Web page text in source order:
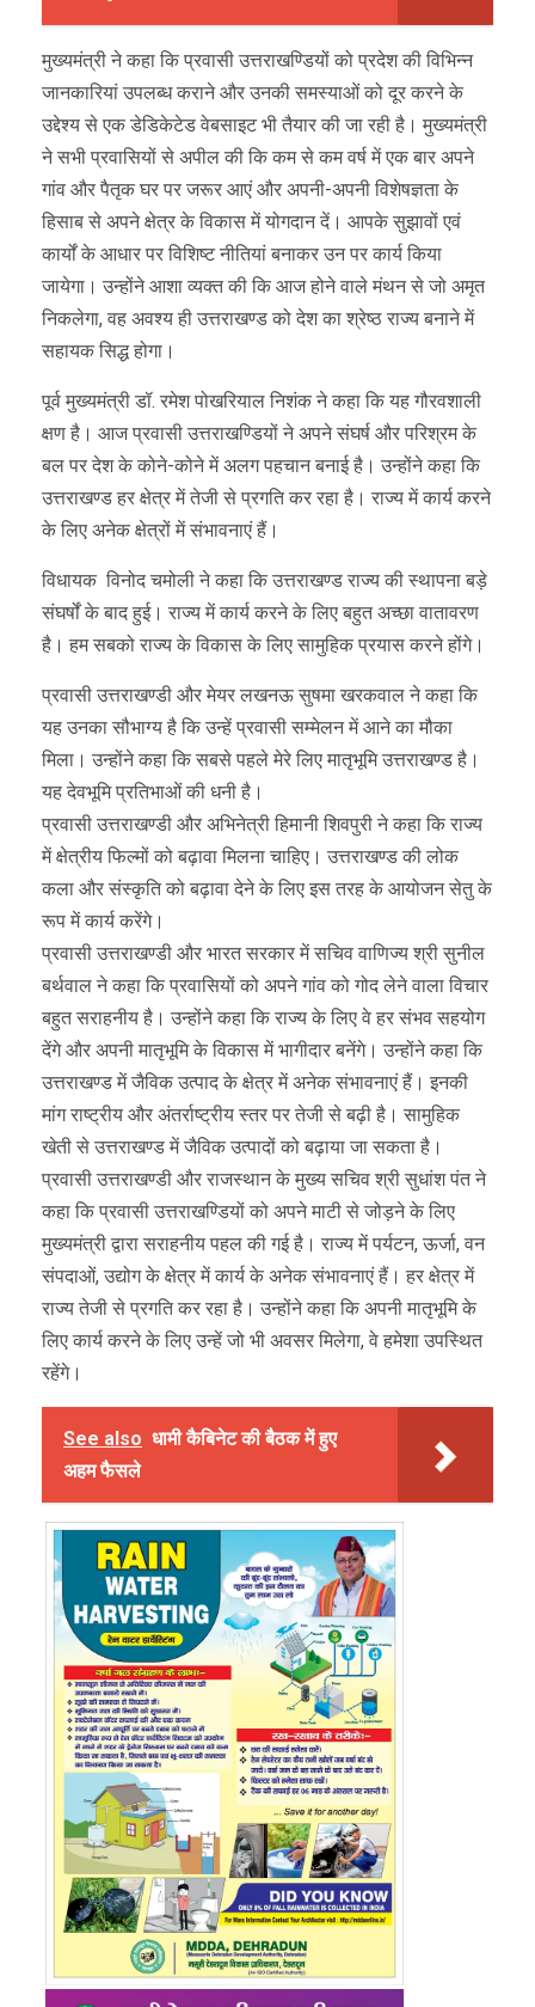
मुख्यमंत्री ने कहा कि प्रवासी उत्तराखण्डियों को प्रदेश की विभिन्न
जानकारियां उपलब्ध कराने और उनकी समस्याओं को दूर करने के
उद्देश्य से एक डेडिकेटेड वेबसाइट भी तैयार की जा रही है। मुख्यमंत्री
ने सभी प्रवासियों से अपील की कि कम से कम वर्ष में एक बार अपने
गांव और पैतृक घर पर जरूर आएं और अपनी-अपनी विशेषज्ञता के
हिसाब से अपने क्षेत्र के विकास में योगदान दें। आपके सुझावों एवं
कार्यों के आधार पर विशिष्ट नीतियां बनाकर उन पर कार्य किया
जायेगा। उन्होंने आशा व्यक्त की कि आज होने वाले मंथन से जो अमृत
निकलेगा, वह अवश्य ही उत्तराखण्ड को देश का श्रेष्ठ राज्य बनाने में
सहायक सिद्ध होगा।
पूर्व मुख्यमंत्री डॉ. रमेश पोखरियाल निशंक ने कहा कि यह गौरवशाली
क्षण है। आज प्रवासी उत्तराखण्डियों ने अपने संघर्ष और परिश्रम के
बल पर देश के कोने-कोने में अलग पहचान बनाई है। उन्होंने कहा कि
उत्तराखण्ड हर क्षेत्र में तेजी से प्रगति कर रहा है। राज्य में कार्य करने
के लिए अनेक क्षेत्रों में संभावनाएं हैं।
विधायक विनोद चमोली ने कहा कि उत्तराखण्ड राज्य की स्थापना बड़े
संघर्षों के बाद हुई। राज्य में कार्य करने के लिए बहुत अच्छा वातावरण
है। हम सबको राज्य के विकास के लिए सामुहिक प्रयास करने होंगे।
प्रवासी उत्तराखण्डी और मेयर लखनऊ सुषमा खरकवाल ने कहा कि
यह उनका सौभाग्य है कि उन्हें प्रवासी सम्मेलन में आने का मौका
मिला। उन्होंने कहा कि सबसे पहले मेरे लिए मातृभूमि उत्तराखण्ड है।
यह देवभूमि प्रतिभाओं की धनी है।
प्रवासी उत्तराखण्डी और अभिनेत्री हिमानी शिवपुरी ने कहा कि राज्य
में क्षेत्रीय फिल्मों को बढ़ावा मिलना चाहिए। उत्तराखण्ड की लोक
कला और संस्कृति को बढ़ावा देने के लिए इस तरह के आयोजन सेतु के
रूप में कार्य करेंगे।
प्रवासी उत्तराखण्डी और भारत सरकार में सचिव वाणिज्य श्री सुनील
बर्थवाल ने कहा कि प्रवासियों को अपने गांव को गोद लेने वाला विचार
बहुत सराहनीय है। उन्होंने कहा कि राज्य के लिए वे हर संभव सहयोग
देंगे और अपनी मातृभूमि के विकास में भागीदार बनेंगे। उन्होंने कहा कि
उत्तराखण्ड में जैविक उत्पाद के क्षेत्र में अनेक संभावनाएं हैं। इनकी
मांग राष्ट्रीय और अंतर्राष्ट्रीय स्तर पर तेजी से बढ़ी है। सामुहिक
खेती से उत्तराखण्ड में जैविक उत्पादों को बढ़ाया जा सकता है।
प्रवासी उत्तराखण्डी और राजस्थान के मुख्य सचिव श्री सुधांश पंत ने
कहा कि प्रवासी उत्तराखण्डियों को अपने माटी से जोड़ने के लिए
मुख्यमंत्री द्वारा सराहनीय पहल की गई है। राज्य में पर्यटन, ऊर्जा, वन
संपदाओं, उद्योग के क्षेत्र में कार्य के अनेक संभावनाएं हैं। हर क्षेत्र में
राज्य तेजी से प्रगति कर रहा है। उन्होंने कहा कि अपनी मातृभूमि के
लिए कार्य करने के लिए उन्हें जो भी अवसर मिलेगा, वे हमेशा उपस्थित
रहेंगे।
See also धामी कैबिनेट की बैठक में हुए
अहम फैसले